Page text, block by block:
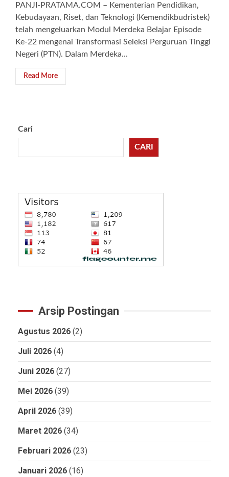
PANJI-PRATAMA.COM – Kementerian Pendidikan,
Kebudayaan, Riset, dan Teknologi (Kemendikbudristek)
telah mengeluarkan Modul Merdeka Belajar Episode
Ke-22 mengenai Transformasi Seleksi Perguruan Tinggi
Negeri (PTN). Dalam Merdeka...
Read More
Cari
CARI
Arsip Postingan
Agustus 2026 (2)
Juli 2026 (4)
Juni 2026 (27)
Mei 2026 (39)
April 2026 (39)
Maret 2026 (34)
Februari 2026 (23)
Januari 2026 (16)